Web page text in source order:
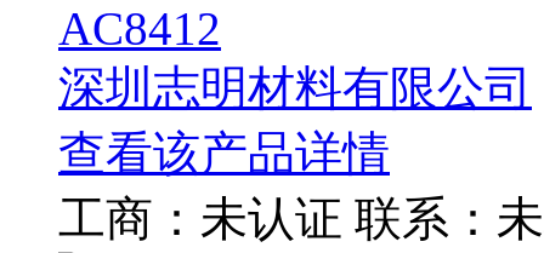
AC8412
深圳志明材料有限公司
查看该产品详情
工商： 未认证 联系：